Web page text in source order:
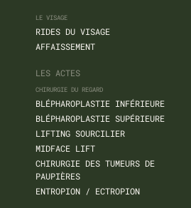
LE VISAGE
RIDES DU VISAGE
AFFAISSEMENT
LES ACTES
CHIRURGIE DU REGARD
BLÉPHAROPLASTIE INFÉRIEURE
BLÉPHAROPLASTIE SUPÉRIEURE
LIFTING SOURCILIER
MIDFACE LIFT
CHIRURGIE DES TUMEURS DE
PAUPIÈRES
ENTROPION / ECTROPION